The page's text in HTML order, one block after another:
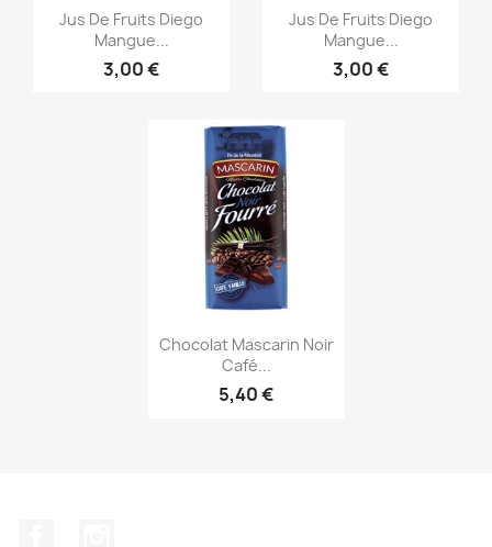
Aperçu rapide
Jus De Fruits Diego
Mangue...
3,00 €
Aperçu rapide
Jus De Fruits Diego
Mangue...
3,00 €
Aperçu rapide
Chocolat Mascarin Noir
Café...
5,40 €